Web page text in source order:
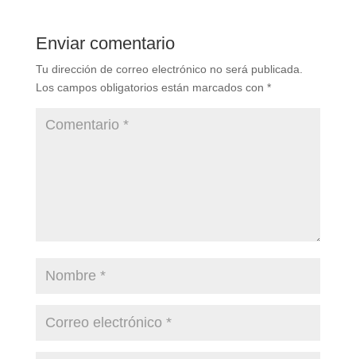
Enviar comentario
Tu dirección de correo electrónico no será publicada.
Los campos obligatorios están marcados con *